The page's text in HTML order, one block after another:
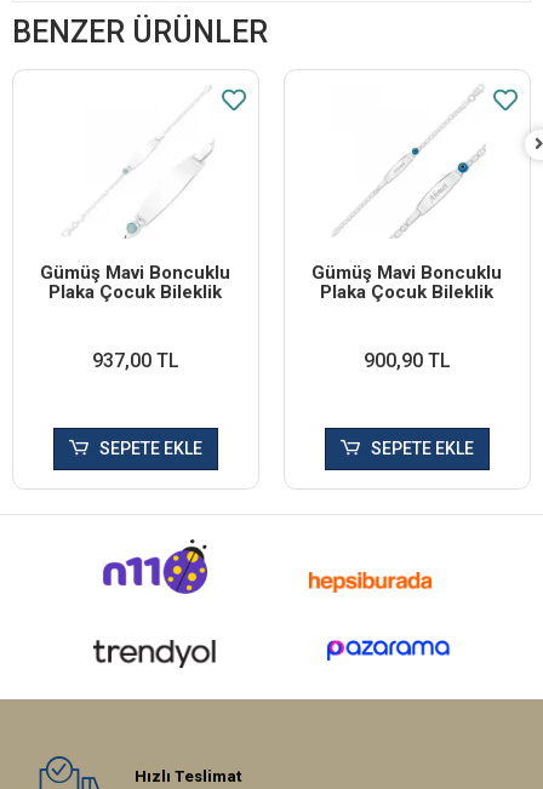
BENZER ÜRÜNLER
Gümüş Mavi Boncuklu
Plaka Çocuk Bileklik
937,00 TL
SEPETE EKLE
Gümüş Mavi Boncuklu
Plaka Çocuk Bileklik
900,90 TL
SEPETE EKLE
Hızlı Teslimat